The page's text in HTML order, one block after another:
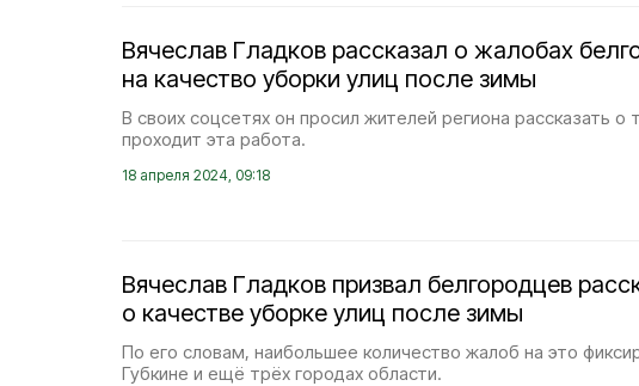
Вячеслав Гладков рассказал о жалобах
на качество уборки улиц после зимы
В своих соцсетях он просил жителей региона рассказать о
проходит эта работа.
18 апреля 2024, 09:18
Вячеслав Гладков призвал белгородцев
о качестве уборке улиц после зимы
По его словам, наибольшее количество жалоб на это
Губкине и ещё трёх городах области.